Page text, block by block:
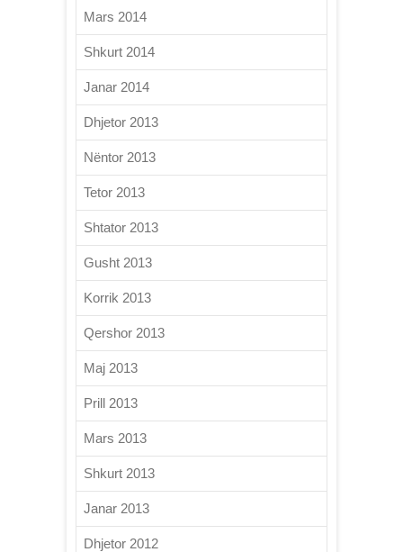
Mars 2014
Shkurt 2014
Janar 2014
Dhjetor 2013
Nëntor 2013
Tetor 2013
Shtator 2013
Gusht 2013
Korrik 2013
Qershor 2013
Maj 2013
Prill 2013
Mars 2013
Shkurt 2013
Janar 2013
Dhjetor 2012